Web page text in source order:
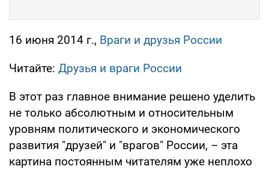
16 июня 2014 г., Враги и друзья России
Читайте: Друзья и враги России
В этот раз главное внимание решено уделить
не только абсолютным и относительным
уровням политического и экономического
развития "друзей" и "врагов" России, – эта
картина постоянным читателям уже неплохо